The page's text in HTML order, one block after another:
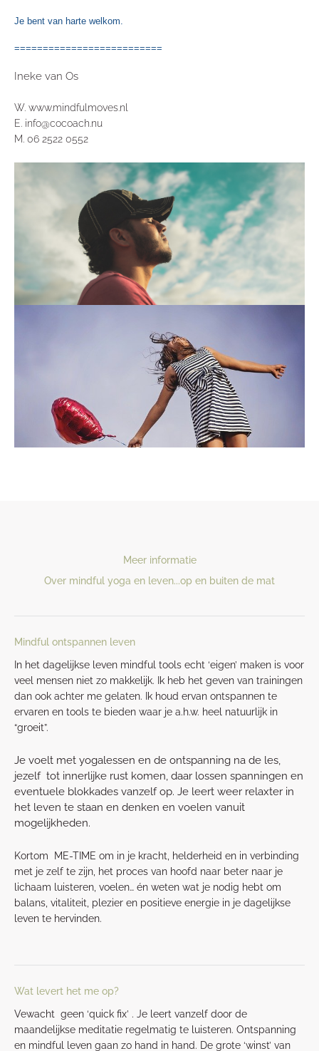
Je bent van harte welkom.
==========================
Ineke van Os
W. www.mindfulmoves.nl
E. info@cocoach.nu
M. 06 2522 0552
Meer informatie
Over mindful yoga en leven...op en buiten de mat
Mindful ontspannen leven
In het dagelijkse leven mindful tools echt ‘eigen’ maken is voor
veel mensen niet zo makkelijk. Ik heb het geven van trainingen
dan ook achter me gelaten. Ik houd ervan ontspannen te
ervaren en tools te bieden waar je a.h.w. heel natuurlijk in
“groeit”.
Je voelt met yogalessen en de ontspanning na de les,
jezelf tot innerlijke rust komen, daar lossen spanningen en
eventuele blokkades vanzelf op. Je leert weer relaxter in
het leven te staan en denken en voelen vanuit
mogelijkheden.
Kortom ME-TIME om in je kracht, helderheid en in verbinding
met je zelf te zijn, het proces van hoofd naar beter naar je
lichaam luisteren, voelen… én weten wat je nodig hebt om
balans, vitaliteit, plezier en positieve energie in je dagelijkse
leven te hervinden.
Wat levert het me op?
Vewacht geen ‘quick fix’ . Je leert vanzelf door de
maandelijkse meditatie regelmatig te luisteren. Ontspanning
en mindful leven gaan zo hand in hand. De grote ‘winst’ van